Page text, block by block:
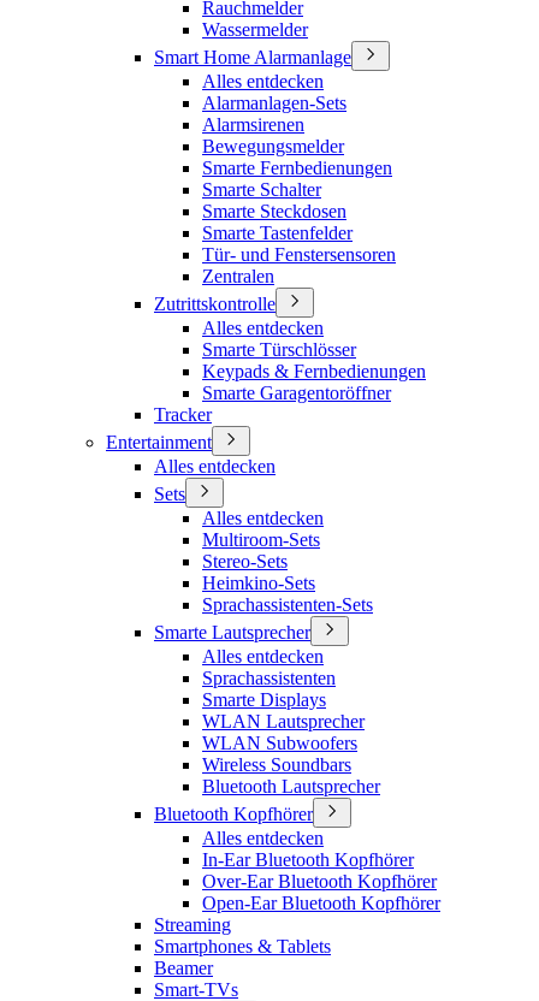
Rauchmelder
Wassermelder
Smart Home Alarmanlage
Alles entdecken
Alarmanlagen-Sets
Alarmsirenen
Bewegungsmelder
Smarte Fernbedienungen
Smarte Schalter
Smarte Steckdosen
Smarte Tastenfelder
Tür- und Fenstersensoren
Zentralen
Zutrittskontrolle
Alles entdecken
Smarte Türschlösser
Keypads & Fernbedienungen
Smarte Garagentoröffner
Tracker
Entertainment
Alles entdecken
Sets
Alles entdecken
Multiroom-Sets
Stereo-Sets
Heimkino-Sets
Sprachassistenten-Sets
Smarte Lautsprecher
Alles entdecken
Sprachassistenten
Smarte Displays
WLAN Lautsprecher
WLAN Subwoofers
Wireless Soundbars
Bluetooth Lautsprecher
Bluetooth Kopfhörer
Alles entdecken
In-Ear Bluetooth Kopfhörer
Over-Ear Bluetooth Kopfhörer
Open-Ear Bluetooth Kopfhörer
Streaming
Smartphones & Tablets
Beamer
Smart-TVs